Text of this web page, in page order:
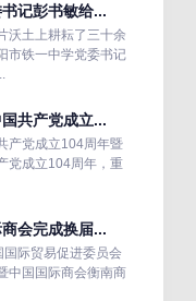
记彭书敏给...
沃土上耕耘了三十余
市铁一中学党委书记
共产党成立...
产党成立104周年暨
党成立104周年，重
会完成换届...
际贸易促进委员会
中国国际商会衡南商